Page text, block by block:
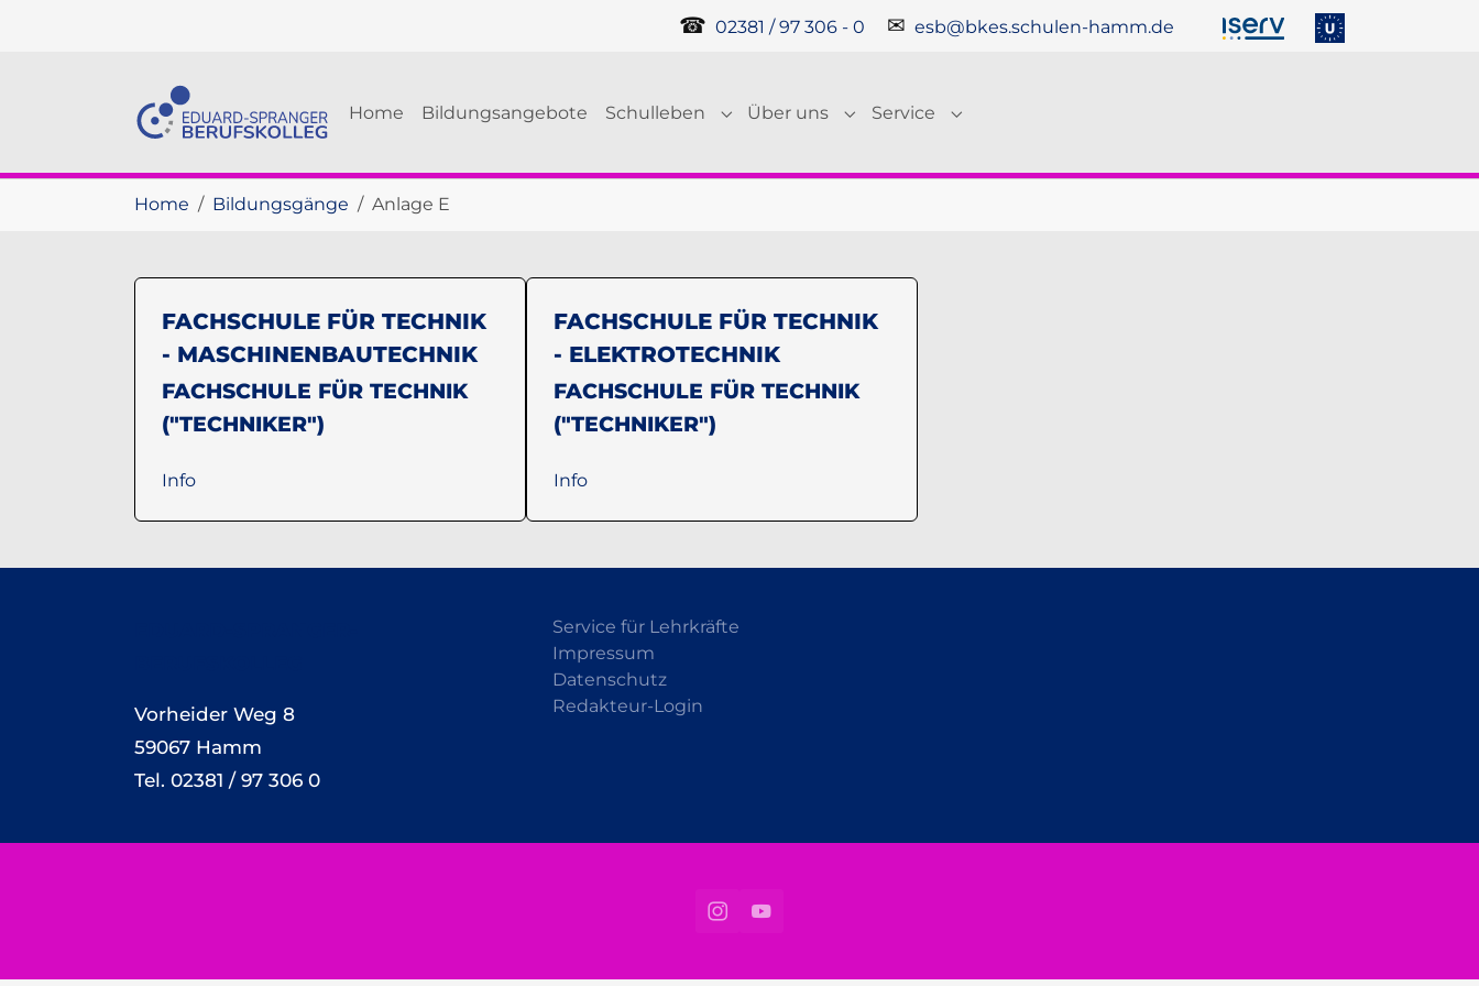
☎ 02381 / 97 306 - 0 ✉ esb@bkes.schulen-hamm.de
Home Bildungsangebote Schulleben
Submenu for "Schulleben"
Über uns
Submenu for "Über uns"
Service
Submenu for "Service"
You are here:
Home Bildungsgänge Anlage E
FACHSCHULE FÜR TECHNIK
- MASCHINENBAUTECHNIK
FACHSCHULE FÜR TECHNIK
("TECHNIKER")
Info
FACHSCHULE FÜR TECHNIK
- ELEKTROTECHNIK
FACHSCHULE FÜR TECHNIK
("TECHNIKER")
Info
Vorheider Weg 8
59067 Hamm
Tel. 02381 / 97 306 0
Service für Lehrkräfte
Impressum
Datenschutz
Redakteur-Login
InstagramYouTube